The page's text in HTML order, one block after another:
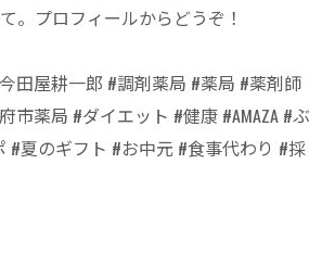
。プロフィールからどうぞ！
田屋耕一郎 #調剤薬局 #薬局 #薬剤師
市薬局 #ダイエット #健康 #AMAZA #ぶ
#夏のギフト #お中元 #食事代わり #採